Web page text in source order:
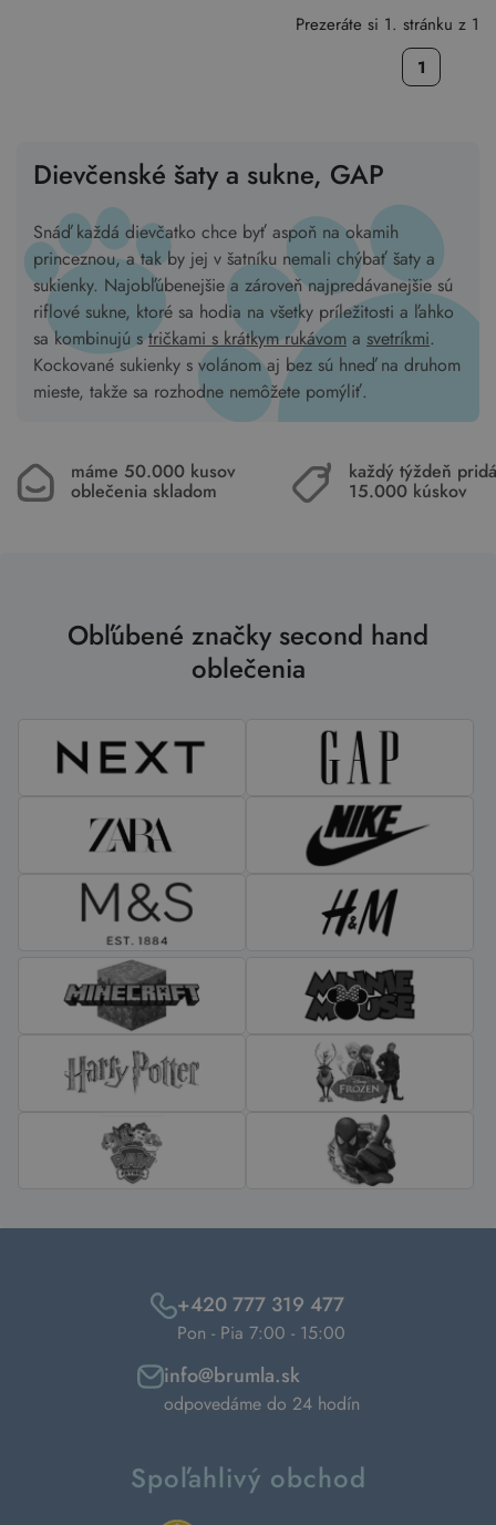
Prezeráte si 1. stránku z 1
1
Dievčenské šaty a sukne, GAP
Snáď každá dievčatko chce byť aspoň na okamih
princeznou, a tak by jej v šatníku nemali chýbať šaty a
sukienky. Najobľúbenejšie a zároveň najpredávanejšie sú
riflové sukne, ktoré sa hodia na všetky príležitosti a ľahko
sa kombinujú stričkami s krátkym rukávom a svetríkmi.
Kockované sukienky s volánom aj bez sú hneď na druhom
mieste, takže sa rozhodne nemôžete pomýliť.
máme 50.000 kusov
oblečenia skladom
každý týždeň
15.000 kúskov
Obľúbené značky second hand
oblečenia
+420 777 319 477
Pon - Pia 7:00 - 15:00
info@brumla.sk
odpovedáme do 24 hodín
Spoľahlivý obchod